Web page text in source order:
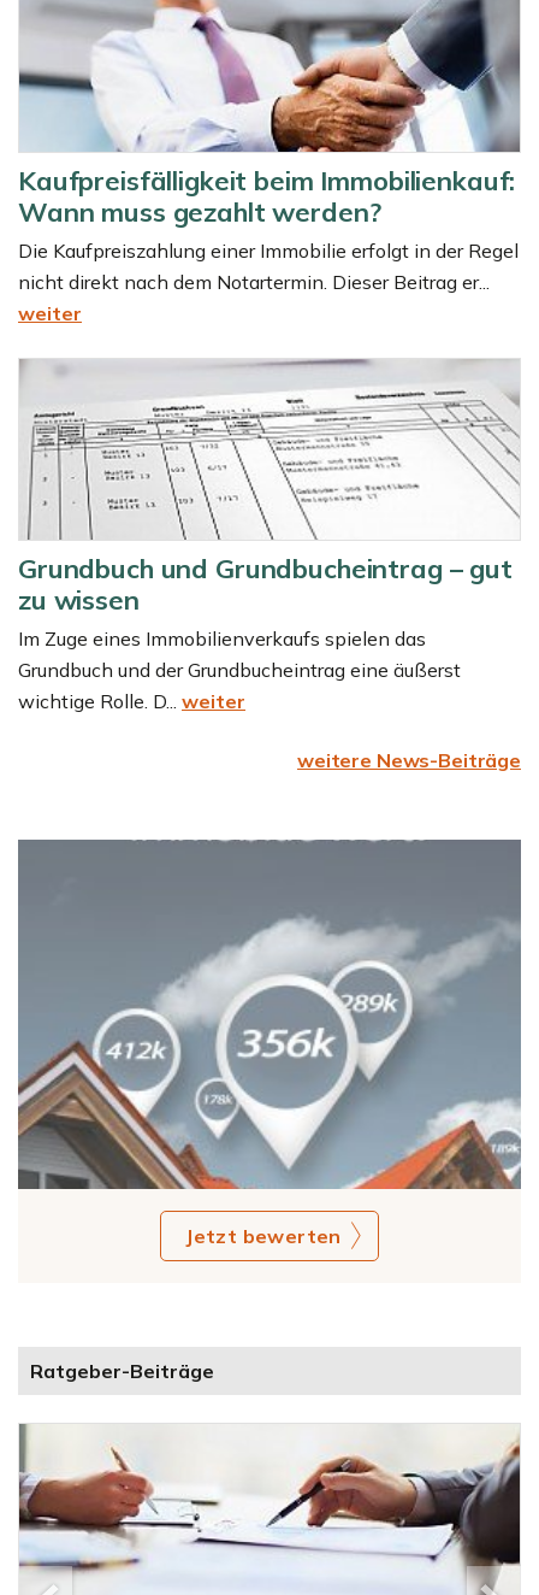
Kaufpreisfälligkeit beim Immobilienkauf:
Wann muss gezahlt werden?
Die Kaufpreiszahlung einer Immobilie erfolgt in der Regel
nicht direkt nach dem Notartermin. Dieser Beitrag er...
weiter
Grundbuch und Grundbucheintrag – gut
zu wissen
Im Zuge eines Immobilienverkaufs spielen das
Grundbuch und der Grundbucheintrag eine äußerst
wichtige Rolle. D... weiter
weitere News-Beiträge
Jetzt bewerten
Ratgeber-Beiträge